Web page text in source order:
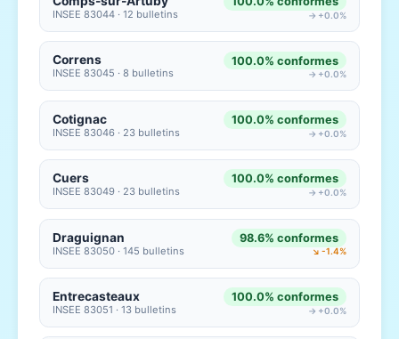
INSEE 83044 · 12 bulletins → +0.0%
Correns
INSEE 83045 · 8 bulletins
100.0% conformes
→ +0.0%
Cotignac
INSEE 83046 · 23 bulletins
100.0% conformes
→ +0.0%
Cuers
INSEE 83049 · 23 bulletins
100.0% conformes
→ +0.0%
Draguignan
INSEE 83050 · 145 bulletins
98.6% conformes
↘ -1.4%
Entrecasteaux
INSEE 83051 · 13 bulletins
100.0% conformes
→ +0.0%